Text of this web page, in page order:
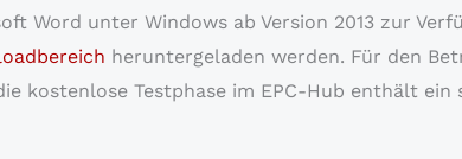
Word unter Windows ab Version 2013 zur
heruntergeladen werden. Für den
kostenlose Testphase im EPC-Hub enthält ein